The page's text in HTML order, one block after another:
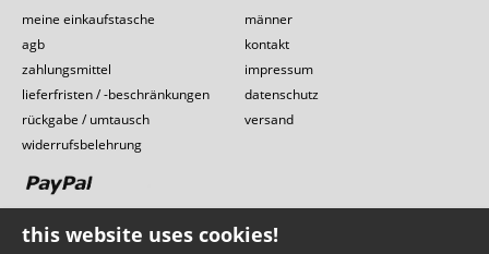
männer
kontakt
impressum
datenschutz
versand
meine einkaufstasche
agb
zahlungsmittel
lieferfristen / -beschränkungen
rückgabe / umtausch
widerrufsbelehrung
this website uses cookies!